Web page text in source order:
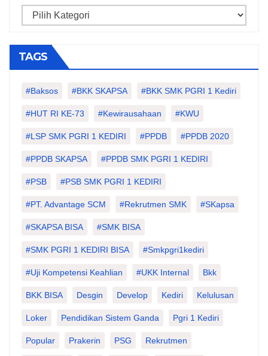
Categories
TAGS
#Baksos #BKK SKAPSA #BKK SMK PGRI 1 Kediri
#HUT RI KE-73 #kewirausahaan #KWU
#LSP SMK PGRI 1 KEDIRI #PPDB #PPDB 2020
#PPDB SKAPSA #PPDB SMK PGRI 1 KEDIRI
#PSB #PSB SMK PGRI 1 KEDIRI
#PT. Advantage SCM #Rekrutmen SMK #SKapsa
#SKAPSA BISA #SMK BISA
#SMK PGRI 1 KEDIRI BISA #smkpgri1kediri
#Uji Kompetensi Keahlian #UKK Internal Bkk
BKK BISA Desgin Develop Kediri Kelulusan
Loker Pendidikan Sistem Ganda Pgri 1 Kediri
Popular Prakerin PSG Rekrutmen